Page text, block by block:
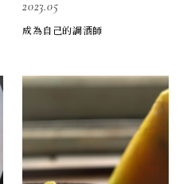
2023.05
成為自己的調酒師